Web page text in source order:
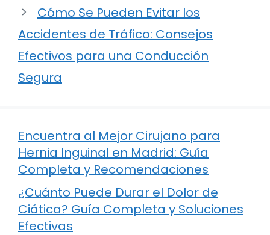
Cómo Se Pueden Evitar los
Accidentes de Tráfico: Consejos
Efectivos para una Conducción
Segura
Encuentra al Mejor Cirujano para
Hernia Inguinal en Madrid: Guía
Completa y Recomendaciones
¿Cuánto Puede Durar el Dolor de
Ciática? Guía Completa y Soluciones
Efectivas